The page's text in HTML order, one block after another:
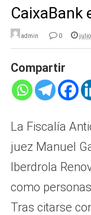
CaixaBank
admin 0 julio
Compartir
La Fiscalía
juez Manuel
Iberdrola
como
Tras citarse